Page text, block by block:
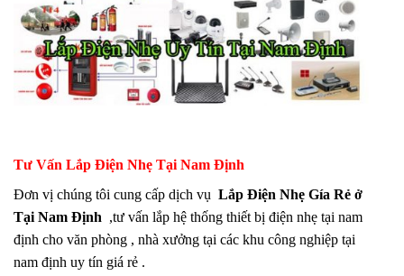
Tư Vấn Lắp Điện Nhẹ Tại Nam Định
Đơn vị chúng tôi cung cấp dịch vụ Lắp Điện Nhẹ Gía Rẻ ở
Tại Nam Định ,tư vấn lắp hệ thống thiết bị điện nhẹ tại nam
định cho văn phòng , nhà xưởng tại các khu công nghiệp tại
nam định uy tín giá rẻ .